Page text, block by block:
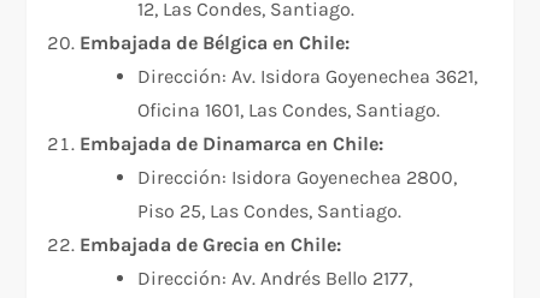
12, Las Condes, Santiago.
Embajada de Bélgica en Chile:
Dirección: Av. Isidora Goyenechea 3621,
Oficina 1601, Las Condes, Santiago.
Embajada de Dinamarca en Chile:
Dirección: Isidora Goyenechea 2800,
Piso 25, Las Condes, Santiago.
Embajada de Grecia en Chile:
Dirección: Av. Andrés Bello 2177,